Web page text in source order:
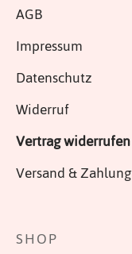
AGB
Impressum
Datenschutz
Widerruf
Vertrag widerrufen
Versand & Zahlung
SHOP